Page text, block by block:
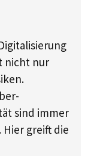
nicht nur
sind immer
Hier greift die